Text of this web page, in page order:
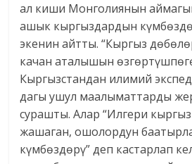
ал киши Монголиянын
ашык кыргыздардын
экенин айтты. “Кыргыз
качан аталышын
Кыргызстандан илимий
дагы ушул маалыматтарды
сурашты. Алар “Илгери кыргыз
жашаган, ошолордун
күмбөздөрү” деп кастарлап